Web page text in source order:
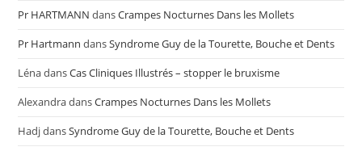
Pr HARTMANN dansCrampes Nocturnes Dans les Mollets
Pr Hartmann dansSyndrome Guy de la Tourette, Bouche et Dents
LénadansCas Cliniques Illustrés – stopper le bruxisme
AlexandradansCrampes Nocturnes Dans les Mollets
HadjdansSyndrome Guy de la Tourette, Bouche et Dents